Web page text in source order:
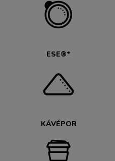
ESE®*
KÁVÉPOR